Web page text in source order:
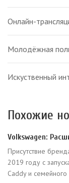
Онлайн-
Молодёжная
Искуственный
Похожие
Volkswagen:
Присутствие
2019 году с
Caddy и семейного